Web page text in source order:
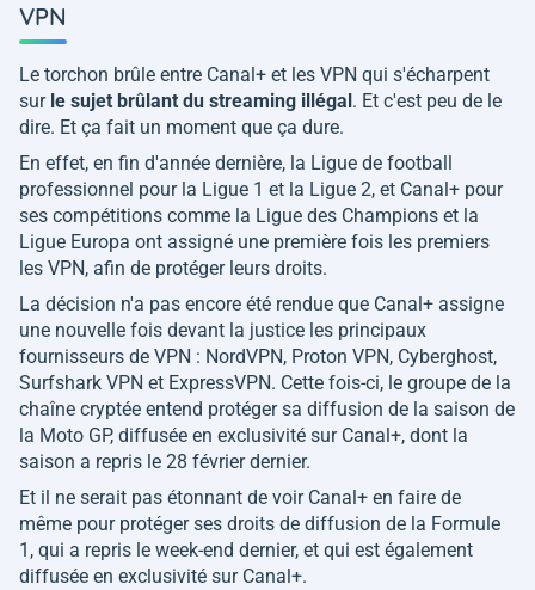
VPN
Le torchon brûle entre Canal+ et les VPN qui s'écharpent
sur le sujet brûlant du streaming illégal . Et c'est peu de le
dire. Et ça fait un moment que ça dure.
En effet, en fin d'année dernière, la Ligue de football
professionnel pour la Ligue 1 et la Ligue 2, et Canal+ pour
ses compétitions comme la Ligue des Champions et la
Ligue Europa ont assigné une première fois les premiers
les VPN, afin de protéger leurs droits.
La décision n'a pas encore été rendue que Canal+ assigne
une nouvelle fois devant la justice les principaux
fournisseurs de VPN : NordVPN, Proton VPN, Cyberghost,
Surfshark VPN et ExpressVPN. Cette fois-ci, le groupe de la
chaîne cryptée entend protéger sa diffusion de la saison de
la Moto GP, diffusée en exclusivité sur Canal+, dont la
saison a repris le 28 février dernier.
Et il ne serait pas étonnant de voir Canal+ en faire de
même pour protéger ses droits de diffusion de la Formule
1, qui a repris le week-end dernier, et qui est également
diffusée en exclusivité sur Canal+.